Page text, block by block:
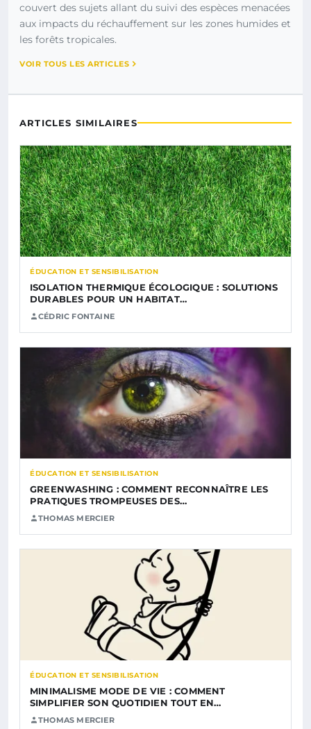
couvert des sujets allant du suivi des espèces menacées
aux impacts du réchauffement sur les zones humides et
les forêts tropicales.
VOIR TOUS LES ARTICLES
ARTICLES SIMILAIRES
ÉDUCATION ET SENSIBILISATION
ISOLATION THERMIQUE ÉCOLOGIQUE : SOLUTIONS
DURABLES POUR UN HABITAT…
CÉDRIC FONTAINE
ÉDUCATION ET SENSIBILISATION
GREENWASHING : COMMENT RECONNAÎTRE LES
PRATIQUES TROMPEUSES DES…
THOMAS MERCIER
ÉDUCATION ET SENSIBILISATION
MINIMALISME MODE DE VIE : COMMENT
SIMPLIFIER SON QUOTIDIEN TOUT EN…
THOMAS MERCIER